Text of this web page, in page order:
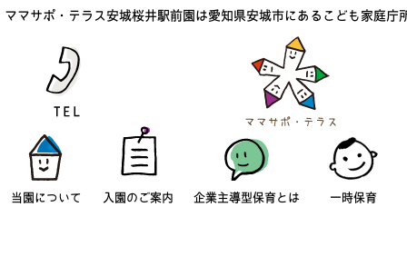
ママサポ・テラス安城桜井駅前園は愛知県安城市にあるこども家庭
当園について 入園のご案内 企業主導型保育とは 一時保育